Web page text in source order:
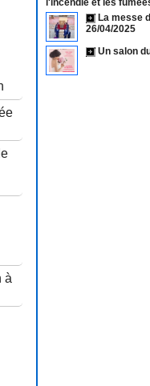
à
l'incendie et les
La messe
26/04/2025
Un salon